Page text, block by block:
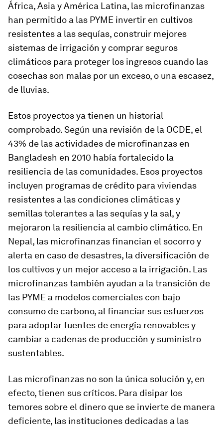
África, Asia y América Latina, las microfinanzas
han permitido a las PYME invertir en cultivos
resistentes a las sequías, construir mejores
sistemas de irrigación y comprar seguros
climáticos para proteger los ingresos cuando las
cosechas son malas por un exceso, o una escasez,
de lluvias.
Estos proyectos ya tienen un historial
comprobado. Según una revisión de la OCDE, el
43% de las actividades de microfinanzas en
Bangladesh en 2010 había fortalecido la
resiliencia de las comunidades. Esos proyectos
incluyen programas de crédito para viviendas
resistentes a las condiciones climáticas y
semillas tolerantes a las sequías y la sal, y
mejoraron la resiliencia al cambio climático. En
Nepal, las microfinanzas financian el socorro y
alerta en caso de desastres, la diversificación de
los cultivos y un mejor acceso a la irrigación. Las
microfinanzas también ayudan a la transición de
las PYME a modelos comerciales con bajo
consumo de carbono, al financiar sus esfuerzos
para adoptar fuentes de energía renovables y
cambiar a cadenas de producción y suministro
sustentables.
Las microfinanzas no son la única solución y, en
efecto, tienen sus críticos. Para disipar los
temores sobre el dinero que se invierte de manera
deficiente, las instituciones dedicadas a las